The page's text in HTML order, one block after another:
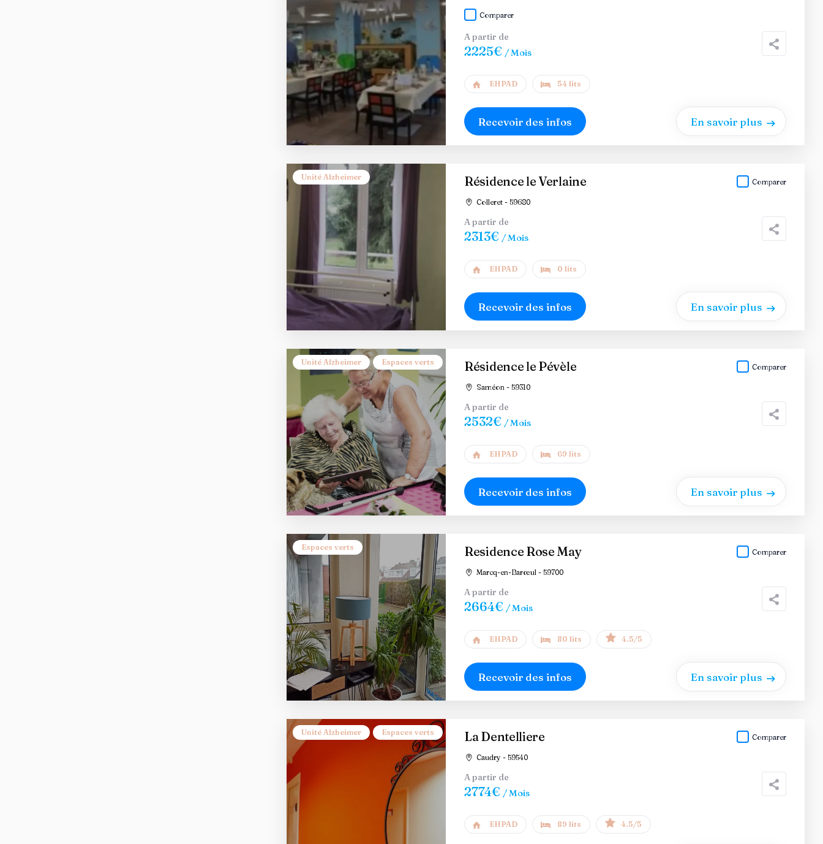
Comparer
A partir de
2225€ / Mois
EHPAD 54 lits
Recevoir des infos En savoir plus
Unité Alzheimer Résidence le Verlaine
Colleret - 59680
Comparer
A partir de
2313€ / Mois
EHPAD 0 lits
Recevoir des infos En savoir plus
Unité Alzheimer Espaces verts Résidence le Pévèle
Saméon - 59310
Comparer
A partir de
2532€ / Mois
EHPAD 69 lits
Recevoir des infos En savoir plus
Espaces verts Residence Rose May
Marcq-en-Barœul - 59700
Comparer
A partir de
2664€ / Mois
EHPAD 80 lits 4.5/5
Recevoir des infos En savoir plus
Unité Alzheimer Espaces verts La Dentelliere
Caudry - 59540
Comparer
A partir de
2774€ / Mois
EHPAD 89 lits 4.5/5